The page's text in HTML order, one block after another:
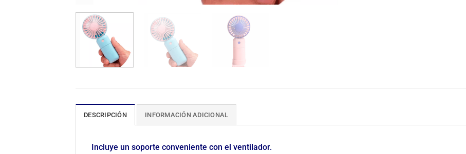
DESCRIPCIÓN INFORMACIÓN ADICIONAL
Incluye un soporte conveniente con el ventilador.